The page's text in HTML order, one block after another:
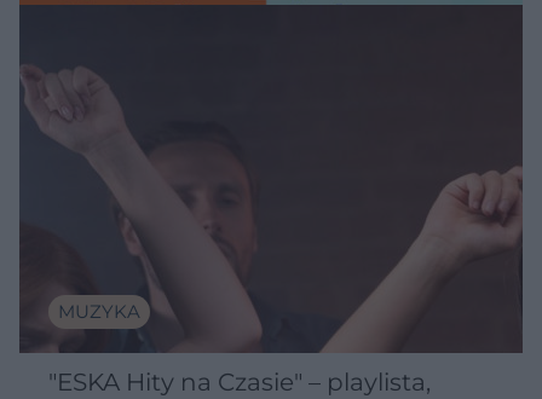
MUZYKA
"ESKA Hity na Czasie" – playlista,